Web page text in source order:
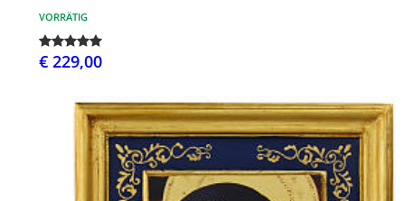
VORRÄTIG
€ 229,00